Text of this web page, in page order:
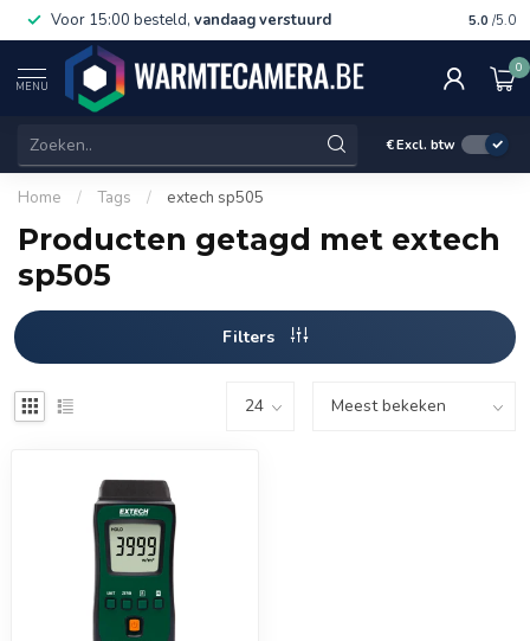
Voor 15:00 besteld, vandaag verstuurd Gratis
5.0 /5.0
MENU
0
€Excl. btw
Home / Tags / extech sp505
Producten getagd met extech
sp505
Filters